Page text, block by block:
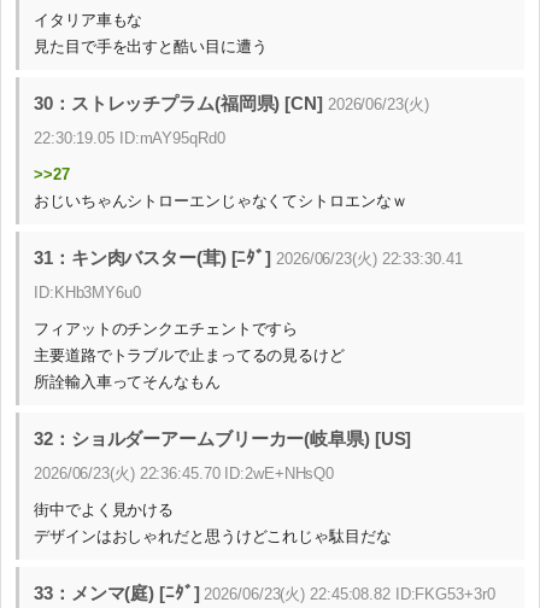
イタリア車もな
見た目で手を出すと酷い目に遭う
30：ストレッチプラム(福岡県) [CN] 2026/06/23(火)
22:30:19.05 ID:mAY95qRd0
>>27
おじいちゃんシトローエンじゃなくてシトロエンなｗ
31：キン肉バスター(茸) [ﾆﾀﾞ] 2026/06/23(火) 22:33:30.41
ID:KHb3MY6u0
フィアットのチンクエチェントですら
主要道路でトラブルで止まってるの見るけど
所詮輸入車ってそんなもん
32：ショルダーアームブリーカー(岐阜県) [US]
2026/06/23(火) 22:36:45.70 ID:2wE+NHsQ0
街中でよく見かける
デザインはおしゃれだと思うけどこれじゃ駄目だな
33：メンマ(庭) [ﾆﾀﾞ] 2026/06/23(火) 22:45:08.82 ID:FKG53+3r0